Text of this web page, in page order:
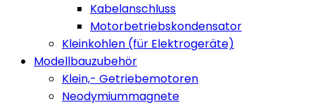
Kabelanschluss
Motorbetriebskondensator
Kleinkohlen (für Elektrogeräte)
Modellbauzubehör
Klein,- Getriebemotoren
Neodymiummagnete